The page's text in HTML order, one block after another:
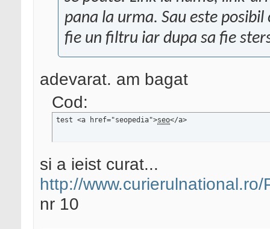
pana la urma. Sau este
fie un filtru iar dupa sa fie
adevarat. am bagat
Cod:
test <a href="seopedia">seo</a>
si a ieist curat...
http://
nr 10